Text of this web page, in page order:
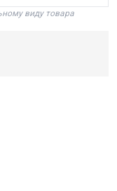
виду товара